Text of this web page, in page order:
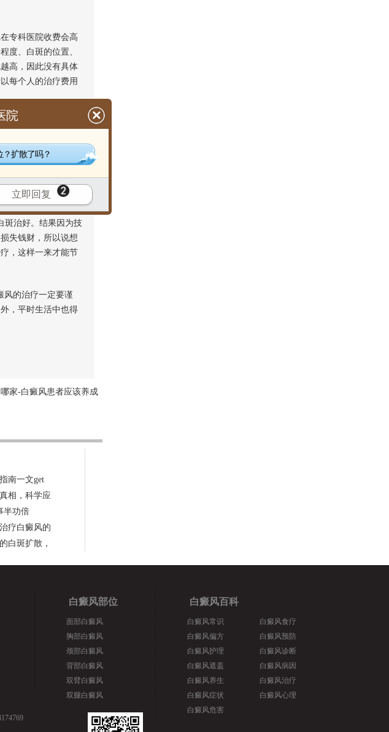
专科医院收费会高
度、白斑的位置、
高，因此没有具体
每个人的治疗费用
不同的。比如说：
不会太高，而如果
自然费用方面也会
治好。结果因为技
失钱财，所以说想
，这样一来才能节
风的治疗一定要谨
，平时生活中也得
家-白癜风患者应该养成
南一文get
相，科学应
半功倍
疗白癜风的
白斑扩散，
白癜风部位
面部白癜风
胸部白癜风
颈部白癜风
背部白癜风
双臂白癜风
双腿白癜风
白癜风百科
白癜风常识
白癜风偏方
白癜风护理
白癜风遮盖
白癜风养生
白癜风症状
白癜风危害
白癜风食疗
白癜风预防
白癜风诊断
白癜风病因
白癜风治疗
白癜风心理
院
扩散了吗？
立即回复